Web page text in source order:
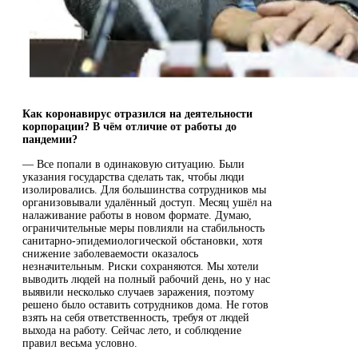
Как коронавирус отразился на деятельности
корпорации? В чём отличие от работы до
пандемии?
— Все попали в одинаковую ситуацию. Были
указания государства сделать так, чтобы люди
изолировались. Для большинства сотрудников мы
организовывали удалённый доступ. Месяц ушёл на
налаживание работы в новом формате. Думаю,
ограничительные меры повлияли на стабильность
санитарно-эпидемиологической обстановки, хотя
снижение заболеваемости оказалось
незначительным. Риски сохраняются. Мы хотели
выводить людей на полный рабочий день, но у нас
выявили несколько случаев заражения, поэтому
решено было оставить сотрудников дома. Не готов
взять на себя ответственность, требуя от людей
выхода на работу. Сейчас лето, и соблюдение
правил весьма условно.